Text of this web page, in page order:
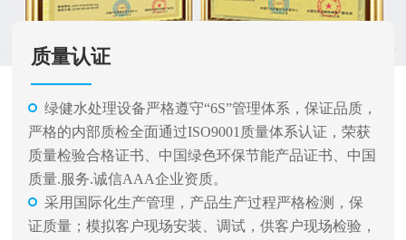
质量认证
绿健水处理设备严格遵守“6S”管理体系，保证品质，
严格的内部质检全面通过ISO9001质量体系认证，荣获
质量检验合格证书、中国绿色环保节能产品证书、中国
质量.服务.诚信AAA企业资质。
采用国际化生产管理，产品生产过程严格检测，保
证质量；模拟客户现场安装、调试，供客户现场检验，